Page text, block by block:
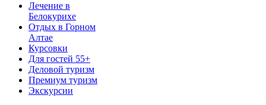
Лечение в
Белокурихе
Отдых в Горном
Алтае
Курсовки
Для гостей 55+
Деловой туризм
Премиум туризм
Экскурсии